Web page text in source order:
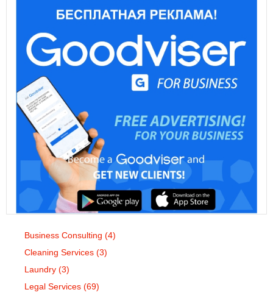
Business Consulting (4)
Cleaning Services (3)
Laundry (3)
Legal Services (69)